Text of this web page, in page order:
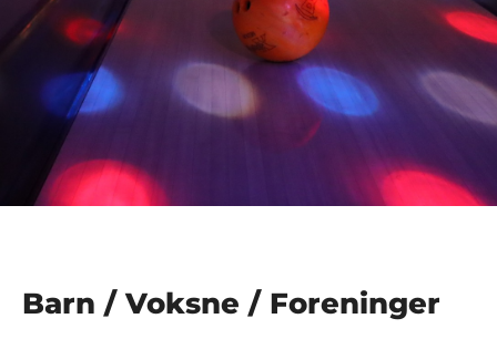
Barn / Voksne / Foreninger